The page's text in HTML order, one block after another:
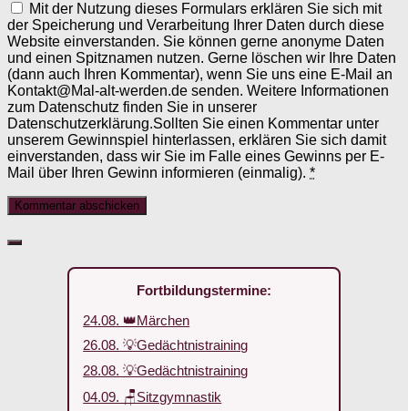
Mit der Nutzung dieses Formulars erklären Sie sich mit
der Speicherung und Verarbeitung Ihrer Daten durch diese
Website einverstanden. Sie können gerne anonyme Daten
und einen Spitznamen nutzen. Gerne löschen wir Ihre Daten
(dann auch Ihren Kommentar), wenn Sie uns eine E-Mail an
Kontakt@Mal-alt-werden.de senden. Weitere Informationen
zum Datenschutz finden Sie in unserer
Datenschutzerklärung.Sollten Sie einen Kommentar unter
unserem Gewinnspiel hinterlassen, erklären Sie sich damit
einverstanden, dass wir Sie im Falle eines Gewinns per E-
Mail über Ihren Gewinn informieren (einmalig). *
Fortbildungstermine:
24.08. 👑Märchen
26.08. 💡Gedächtnistraining
28.08. 💡Gedächtnistraining
04.09. 🪑Sitzgymnastik